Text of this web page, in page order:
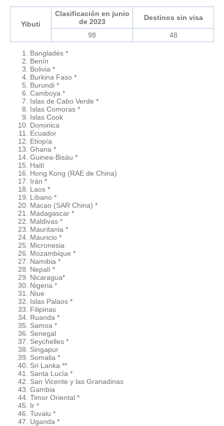
Yibuti
Clasificación en junio
de 2023
Destinos sin visa
98 48
Bangladés *
Benín
Bolivia *
Burkina Faso *
Burundi *
Camboya *
Islas de Cabo Verde *
Islas Comoras *
Islas Cook
Dominica
Ecuador
Etiopía
Ghana *
Guinea-Bisáu *
Haití
Hong Kong (RAE de China)
Irán *
Laos *
Líbano *
Macao (SAR China) *
Madagascar *
Maldivas *
Mauritania *
Mauricio *
Micronesia
Mozambique *
Namibia *
Nepalí *
Nicaragua*
Nigeria *
Niue
Islas Palaos *
Filipinas
Ruanda *
Samoa *
Senegal
Seychelles *
Singapur
Somalia *
Sri Lanka **
Santa Lucía *
San Vicente y las Granadinas
Gambia
Timor Oriental *
Ir *
Tuvalu *
Uganda *